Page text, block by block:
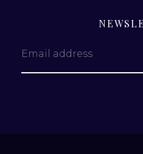
Email address